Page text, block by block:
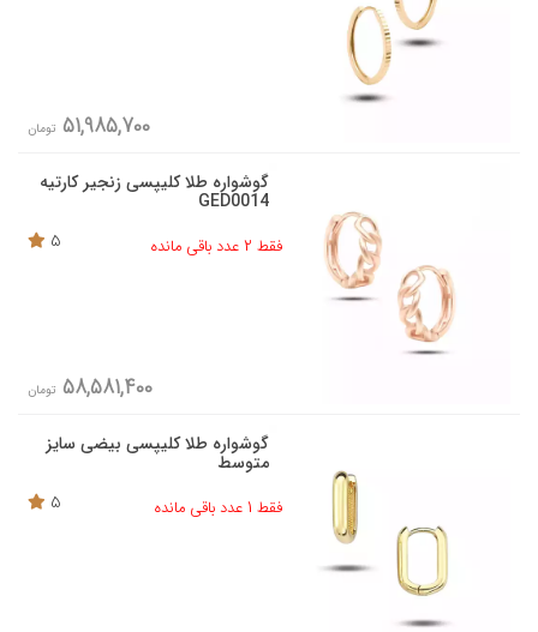
51,985,700 تومان
گوشواره طلا کلیپسی زنجیر کارتیه
GED0014
فقط 2 عدد باقی مانده
5
58,581,400 تومان
گوشواره طلا کلیپسی بیضی سایز
متوسط
فقط 1 عدد باقی مانده
5